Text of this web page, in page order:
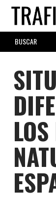
Skip
main
content
SEARCH
FORM